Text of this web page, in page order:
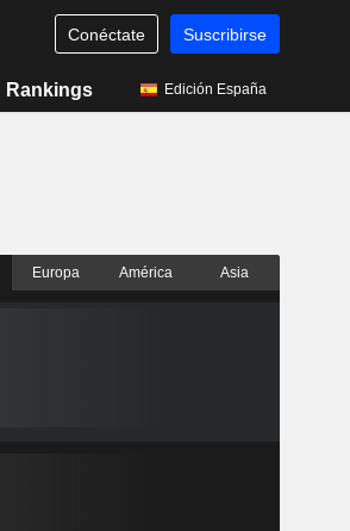
Conéctate Suscribirse
Rankings Edición España
Europa América Asia